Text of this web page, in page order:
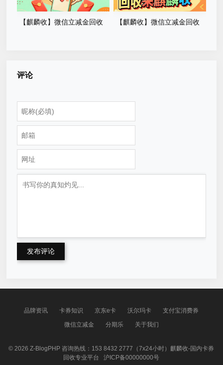
【麒麟收】微信立减金回收
【麒麟收】微信立减金回收
评论
发布评论
品牌资讯 卡券知识 京东e卡 沃尔玛卡
支付宝消费券
微信立减金
分期乐 关于我们
© 2026Z-BlogPHP 咨询热线：153 8432 2777（7x24小时）麒麟收-国内卡券
回收专业平台沪ICP备00000000号